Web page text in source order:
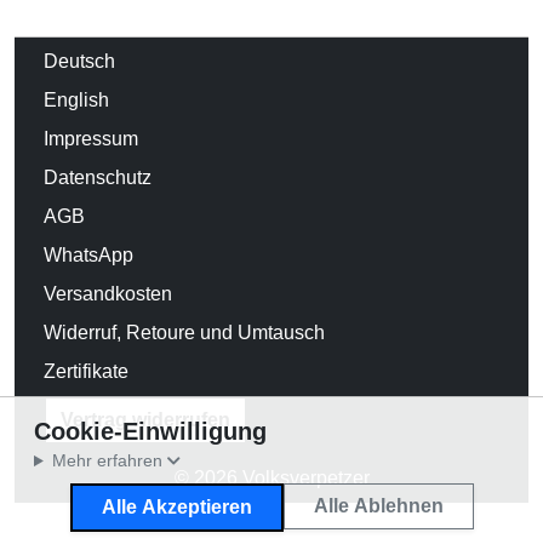
Deutsch
English
Impressum
Datenschutz
AGB
WhatsApp
Versandkosten
Widerruf, Retoure und Umtausch
Zertifikate
Vertrag widerrufen
© 2026 Volksverpetzer
Cookie-Einwilligung
Mehr erfahren
Alle Akzeptieren Alle Ablehnen